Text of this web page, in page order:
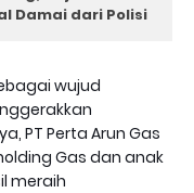
Damai dari Polisi
wujud
PT Perta Arun Gas
Gas dan anak
meraih